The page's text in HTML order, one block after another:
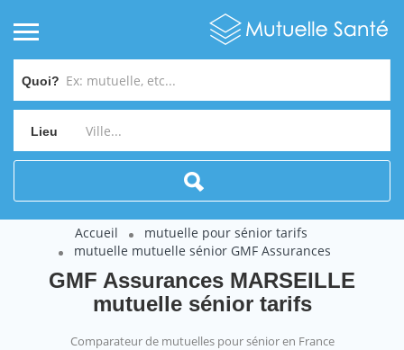
Quoi?
Lieu
Accueil
mutuelle pour sénior tarifs
mutuelle mutuelle sénior GMF Assurances
GMF Assurances MARSEILLE
mutuelle sénior tarifs
Comparateur de mutuelles pour sénior en France